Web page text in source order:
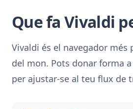
Que fa Vivaldi
Vivaldi és el navegador més
del mon. Pots donar forma
per ajustar-se al teu flux de